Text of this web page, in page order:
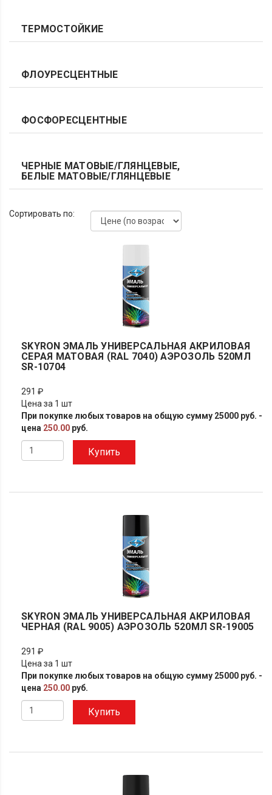
ТЕРМОСТОЙКИЕ
ФЛОУРЕСЦЕНТНЫЕ
ФОСФОРЕСЦЕНТНЫЕ
ЧЕРНЫЕ МАТОВЫЕ/ГЛЯНЦЕВЫЕ,
БЕЛЫЕ МАТОВЫЕ/ГЛЯНЦЕВЫЕ
Сортировать по:
SKYRON ЭМАЛЬ УНИВЕРСАЛЬНАЯ АКРИЛОВАЯ
СЕРАЯ МАТОВАЯ (RAL 7040) АЭРОЗОЛЬ 520МЛ
SR-10704
291 ₽
Цена за 1 шт
При покупке любых товаров на общую сумму 25000 руб. -
цена 250.00 руб.
Купить
SKYRON ЭМАЛЬ УНИВЕРСАЛЬНАЯ АКРИЛОВАЯ
ЧЕРНАЯ (RAL 9005) АЭРОЗОЛЬ 520МЛ SR-19005
291 ₽
Цена за 1 шт
При покупке любых товаров на общую сумму 25000 руб. -
цена 250.00 руб.
Купить